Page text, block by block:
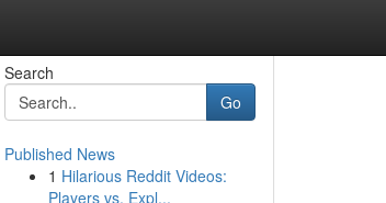
Search
Go
Published News
1 Hilarious Reddit Videos:
Players vs. Expl...